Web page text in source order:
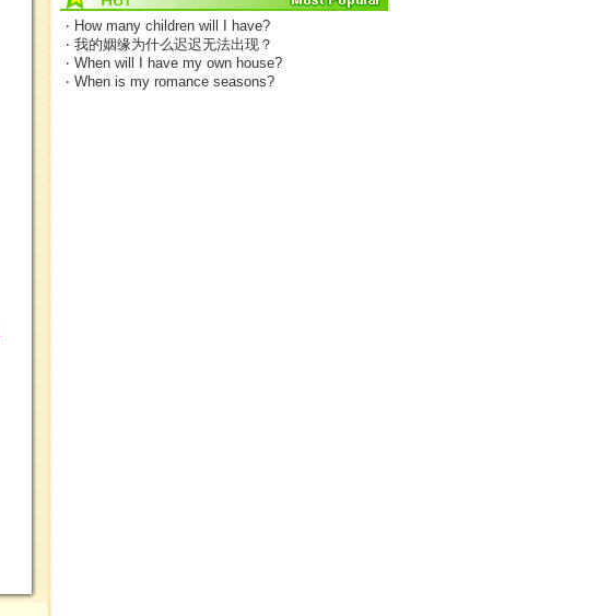
‧ How many children will I have?
‧ 我的姻缘为什么迟迟无法出现？
‧ When will I have my own house?
‧ When is my romance seasons?